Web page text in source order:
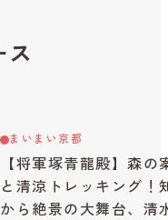
ス
まいまい京都
【将軍塚青龍殿】森の
と清涼トレッキング！
から絶景の大舞台、清